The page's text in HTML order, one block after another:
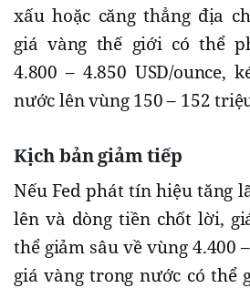
xấu hoặc căng thẳng địa
giá vàng thế giới có thể
4.800 – 4.850 USD/ounce,
nước lên vùng 150 – 152
Kịch bản giảm tiếp
Nếu Fed phát tín hiệu tăng
lên và dòng tiền chốt lời,
thể giảm sâu về vùng 4.400
giá vàng trong nước có thể